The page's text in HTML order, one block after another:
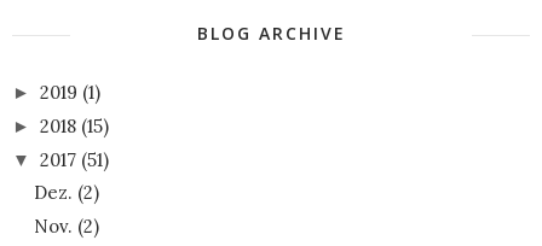
BLOG ARCHIVE
► 2019 (1)
► 2018 (15)
▼ 2017 (51)
Dez. (2)
Nov. (2)